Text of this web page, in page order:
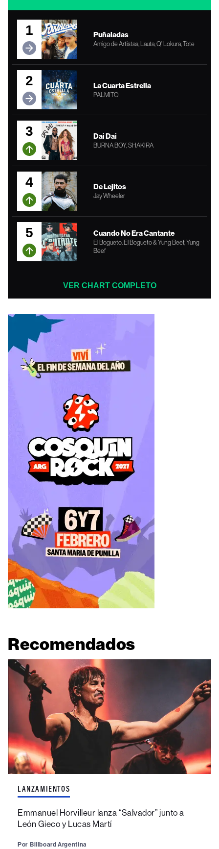
1 Puñaladas
Amigo de Artistas, Lauta, Q' Lokura, Tote
2 La Cuarta Estrella
PALMITO
3 Dai Dai
BURNA BOY, SHAKIRA
4 De Lejitos
Jay Wheeler
5 Cuando No Era Cantante
El Bogueto, El Bogueto & Yung Beef, Yung
Beef
VER CHART COMPLETO
Recomendados
LANZAMIENTOS
Emmanuel Horvilleur lanza “Salvador” junto a
León Gieco y Lucas Martí
Por Billboard Argentina